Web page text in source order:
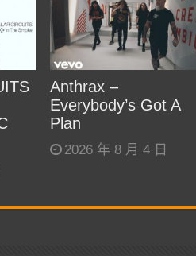
Anthrax –
Everybody’s Got A
Plan
2026 年 8 月 4 日